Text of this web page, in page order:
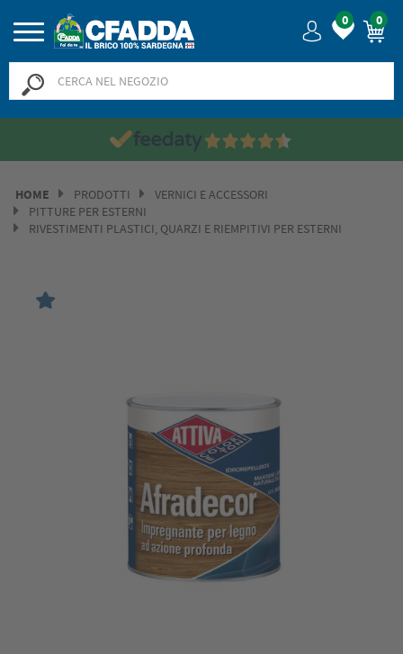
0 0
HOME PRODOTTI
VERNICI E ACCESSORI
PITTURE PER ESTERNI
RIVESTIMENTI PLASTICI, QUARZI E RIEMPITIVI PER ESTERNI